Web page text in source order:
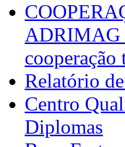
ADRIMAG
cooperação
Relatório
Centro
Diplomas